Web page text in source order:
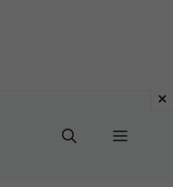
Menu